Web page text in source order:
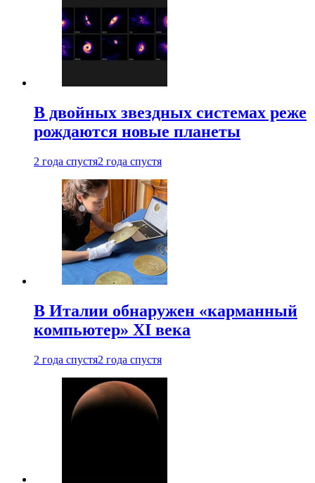
В двойных звездных системах реже
рождаются новые планеты
2 года спустя2 года спустя
В Италии обнаружен «карманный
компьютер» XI века
2 года спустя2 года спустя